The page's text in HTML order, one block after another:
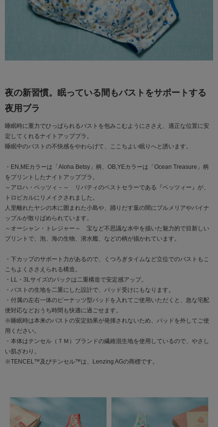
夜の新習慣。眠っている間もバストをサポートする
夜用ブラ
睡眠時に重力でひっぱられるバストを包みこむようにささえ、適正な位置に安
定してくれるナイトアップブラ。
睡眠中のバストの不快感をやわらげて、ここちよい眠りへと誘います。
・EN,MEカラーは「Aloha Betsy」柄、OB,YEカラーは「Ocean Treasure」柄
をプリントしたナイトアップブラ。
～アロハ・ベッツィ－～ リバティのベストセラーである『ベッツィー』が、
トロピカルにリメイクされました。
人里離れたヤシの木に囲まれた小島や、踊りだす葉の間にプルメリアやパイナ
ップルが散りばめられています。
～オーシャン・トレジャー～ 宝など不思議な水中を描いた魅力的で目新しい
プリントで、泡、海の生物、潜水艦、などの柄が描かれています。
・下カップのサポート力があるので、くつろぎタイムなど立位でのバストもこ
こちよくささえられる構造。
・LL・3Lサイズのバックは二重構造で安定感アップ。
・バストの生地を二重にした設計で、パッド受けにもなります。
・付属の左右一体のピーナッツ型パッドを入れてご使用いただくと、急な宅配
便対応などおうち時間も快適に過ごせます。
※睡眠時は本来のバストの安定効果が発揮されないため、パッドを外してご使
用ください。
・本体はテンセル（ＴＭ）ブランドの繊維混生地を使用しているので、やさし
い肌ざわり。
※TENCEL™及びテンセル™は、Lenzing AGの商標です。